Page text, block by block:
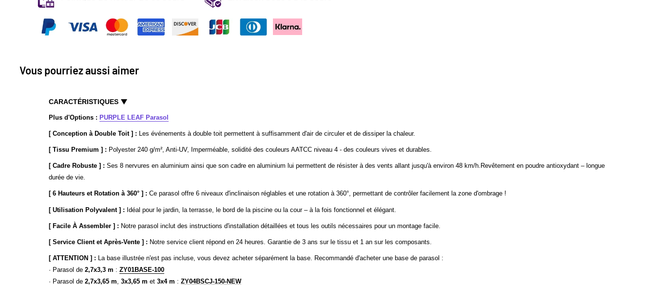
Vous pourriez aussi aimer
CARACTÉRISTIQUES
Plus d'Options : PURPLE LEAF Parasol
[ Conception à Double Toit ] : Les événements à double toit permettent à suffisamment d'air de circuler et de dissiper la chaleur.
[ Tissu Premium ] : Polyester 240 g/m², Anti-UV, Imperméable, solidité des couleurs AATCC niveau 4 - des couleurs vives et durables.
[ Cadre Robuste ] : Ses 8 nervures en aluminium ainsi que son cadre en aluminium lui permettent de résister à des vents allant jusqu'à environ 48 km/h.Revêtement en poudre antioxydant – longue
durée de vie.
[ 6 Hauteurs et Rotation à 360° ] : Ce parasol offre 6 niveaux d'inclinaison réglables et une rotation à 360°, permettant de contrôler facilement la zone d'ombrage !
[ Utilisation Polyvalent ] : Idéal pour le jardin, la terrasse, le bord de la piscine ou la cour – à la fois fonctionnel et élégant.
[ Facile À Assembler ] : Notre parasol inclut des instructions d'installation détaillées et tous les outils nécessaires pour un montage facile.
[ Service Client et Après-Vente ] : Notre service client répond en 24 heures. Garantie de 3 ans sur le tissu et 1 an sur les composants.
[ ATTENTION ] : La base illustrée n'est pas incluse, vous devez acheter séparément la base. Recommandé d'acheter une base de parasol :
· Parasol de 2,7x3,3 m : ZY01BASE-100
· Parasol de 2,7x3,65 m 3x3,65 m et 3x4 m : ZY04BSCJ-150-NEW